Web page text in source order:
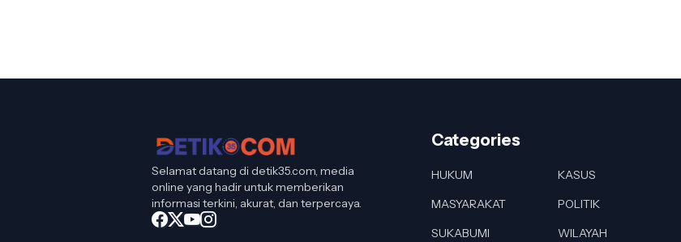
Selamat datang di detik35.com, media
online yang hadir untuk memberikan
informasi terkini, akurat, dan terpercaya.
Categories
HUKUM
KASUS
MASYARAKAT
POLITIK
SUKABUMI
WILAYAH